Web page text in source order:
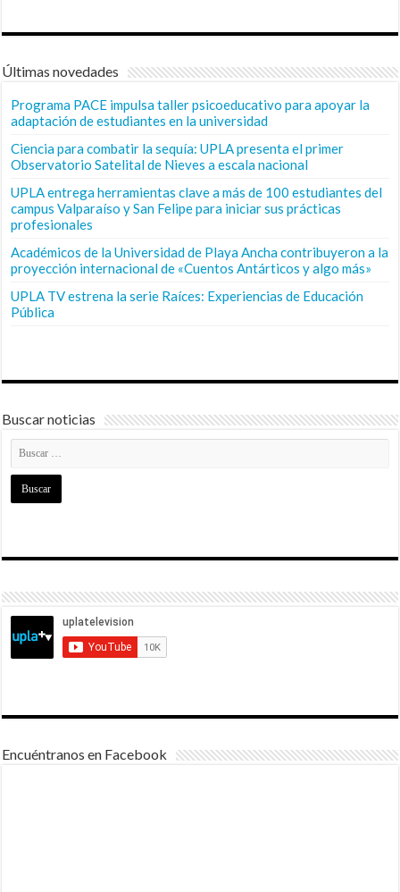
Últimas novedades
Programa PACE impulsa taller psicoeducativo para apoyar la
adaptación de estudiantes en la universidad
Ciencia para combatir la sequía: UPLA presenta el primer
Observatorio Satelital de Nieves a escala nacional
UPLA entrega herramientas clave a más de 100 estudiantes del
campus Valparaíso y San Felipe para iniciar sus prácticas
profesionales
Académicos de la Universidad de Playa Ancha contribuyeron a la
proyección internacional de «Cuentos Antárticos y algo más»
UPLA TV estrena la serie Raíces: Experiencias de Educación
Pública
Buscar noticias
Encuéntranos en Facebook